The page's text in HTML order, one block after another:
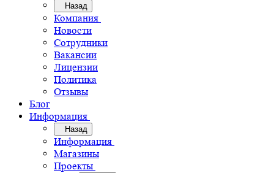
Назад
Компания
Новости
Сотрудники
Вакансии
Лицензии
Политика
Отзывы
Блог
Информация
Назад
Информация
Магазины
Проекты